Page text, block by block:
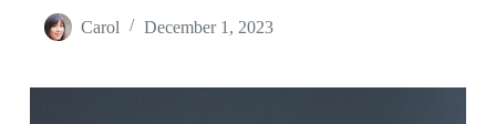
Carol December 1, 2023